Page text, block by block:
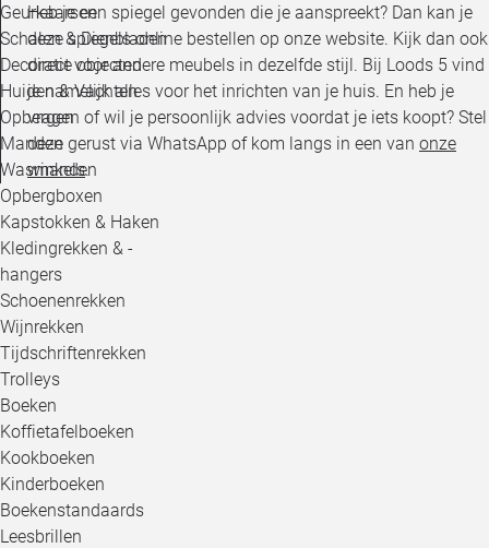
Geurkaarsen
Schalen & Dienbladen
Decoratie objecten
Huiden & Vachten
Opbergen
Manden
Wasmanden
Opbergboxen
Kapstokken & Haken
Kledingrekken & -
hangers
Schoenenrekken
Wijnrekken
Tijdschriftenrekken
Trolleys
Boeken
Koffietafelboeken
Kookboeken
Kinderboeken
Boekenstandaards
Leesbrillen
Heb je een spiegel gevonden die je aanspreekt? Dan kan je
deze spiegels online bestellen op onze website. Kijk dan ook
direct voor andere meubels in dezelfde stijl. Bij Loods 5 vind
je namelijk alles voor het inrichten van je huis. En heb je
vragen of wil je persoonlijk advies voordat je iets koopt? Stel
deze gerust via WhatsApp of kom langs in een van onze
winkels.